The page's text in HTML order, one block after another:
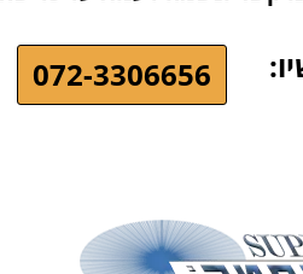
072-3306656